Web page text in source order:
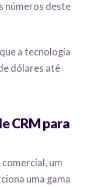
números deste
a tecnologia
dólares até
CRM para
um
uma gama